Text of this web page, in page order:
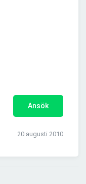
Ansök
20 augusti 2010